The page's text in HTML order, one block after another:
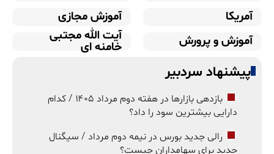
آمریکا
آموزش مجازی
آموزش و پرورش
آیت الله مجتبی
خامنه ای
پیشنهاد سردبیر
بازدهی بازارها در هفته دوم مرداد ۱۴۰۵ / کدام
دارایی بیشترین سود را داد؟
رالی جدید بورس در نیمه دوم مرداد / سیگنال
جدید برای سهامداران چیست؟